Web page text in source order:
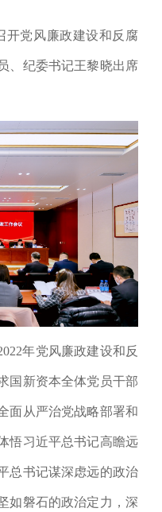
开党风廉政建设和反腐
、纪委书记王黎晓出席
年党风廉政建设和反
国新资本全体党员干部
面从严治党战略部署和
悟习近平总书记高瞻远
总书记谋深虑远的政治
如磐石的政治定力，深